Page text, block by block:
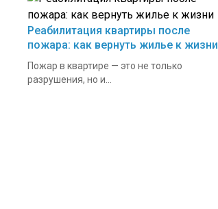
Реабилитация квартиры после
пожара: как вернуть жилье к жизни
Пожар в квартире — это не только
разрушения, но и...